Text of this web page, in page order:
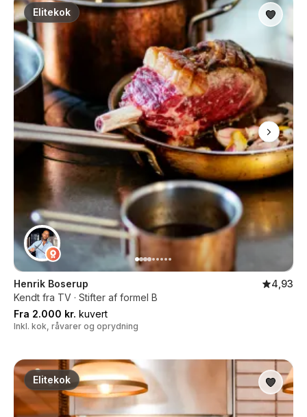
Elitekok
Henrik Boserup
4,93
Kendt fra TV · Stifter af formel B
Fra 2.000 kr. kuvert
Inkl. kok, råvarer og oprydning
Elitekok